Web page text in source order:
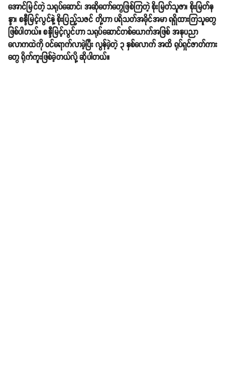
အောင်မြင်တဲ့ သရုပ်ဆောင်၊ အဆိုတော်တွေဖြစ်ကြတဲ့ စိုးမြတ်သူဇာ၊ စိုးမြတ်န
န္ဒာ၊ စန္ဒီမြင့်လွင်နဲ့ စိုးပြည့်သဇင် တို့ဟာ ပရိသတ်အခိုင်အမာ ရရှိထားကြသူတွေ
ဖြစ်ပါတယ်။ စန္ဒီမြင့်လွင်ဟာ သရုပ်ဆောင်တစ်ယောက်အဖြစ် အနုပညာ
လောကထဲကို ဝင်ရောက်လာခဲ့ပြီး လွန်ခဲ့တဲ့ ၃ နှစ်လောက် အထိ ရုပ်ရှင်ဇာတ်ကား
တွေ ရိုက်ကူးဖြစ်ခဲ့တယ်လို့ ဆိုပါတယ်။